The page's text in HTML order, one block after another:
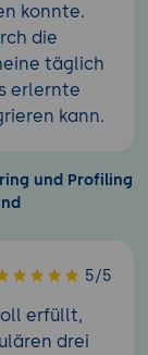
konnte.
die
täglich
erlernte
kann.
und Profiling
5/5
erfüllt,
drei